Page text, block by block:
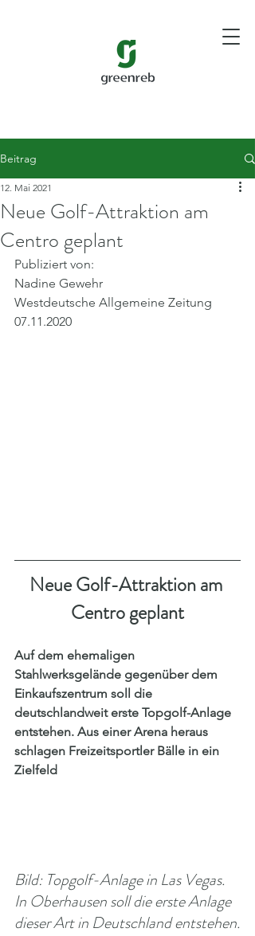
Beitrag
Neue Golf-Attraktion am
Centro geplant
12. Mai 2021
Publiziert von:
Nadine Gewehr
Westdeutsche Allgemeine Zeitung
07.11.2020
Neue Golf-Attraktion am
Centro geplant
Auf dem ehemaligen
Stahlwerksgelände gegenüber dem
Einkaufszentrum soll die
deutschlandweit erste Topgolf-Anlage
entstehen. Aus einer Arena heraus
schlagen Freizeitsportler Bälle in ein
Zielfeld
Bild: Topgolf-Anlage in Las Vegas.
In Oberhausen soll die erste Anlage
dieser Art in Deutschland entstehen.